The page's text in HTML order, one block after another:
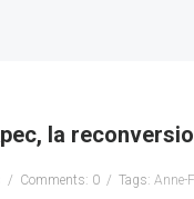
la
Comments: 0 Tags: Anne-